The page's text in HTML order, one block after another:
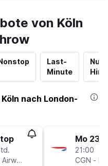
von Köln
Last-
Minute
Nur
nach London-
British Airways
Mo
21:00
CGN -